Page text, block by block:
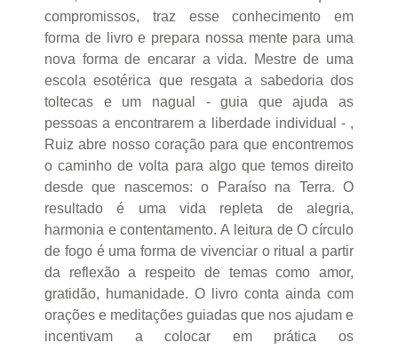
compromissos, traz esse conhecimento em
forma de livro e prepara nossa mente para uma
nova forma de encarar a vida. Mestre de uma
escola esotérica que resgata a sabedoria dos
toltecas e um nagual - guia que ajuda as
pessoas a encontrarem a liberdade individual - ,
Ruiz abre nosso coração para que encontremos
o caminho de volta para algo que temos direito
desde que nascemos: o Paraíso na Terra. O
resultado é uma vida repleta de alegria,
harmonia e contentamento. A leitura de O círculo
de fogo é uma forma de vivenciar o ritual a partir
da reflexão a respeito de temas como amor,
gratidão, humanidade. O livro conta ainda com
orações e meditações guiadas que nos ajudam e
incentivam a colocar em prática os